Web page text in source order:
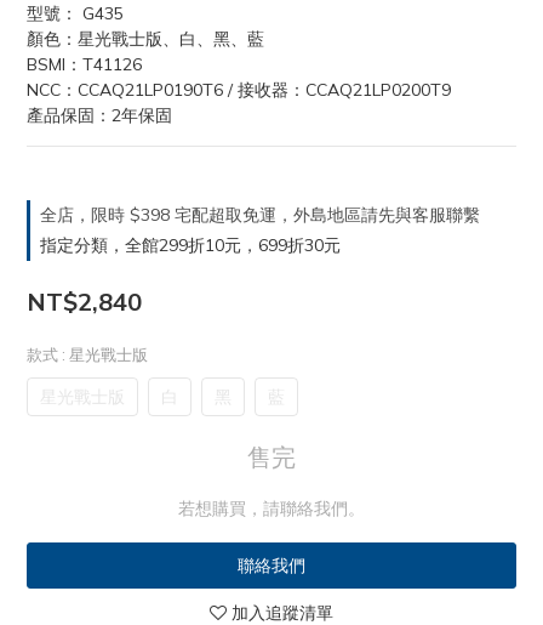
型號： G435
顏色：星光戰士版、白、黑、藍
BSMI：T41126
NCC：CCAQ21LP0190T6 / 接收器：CCAQ21LP0200T9
產品保固：2年保固
全店，限時 $398 宅配超取免運，外島地區請先與客服聯繫
指定分類，全館299折10元，699折30元
NT$2,840
款式 : 星光戰士版
星光戰士版 白 黑 藍
售完
若想購買，請聯絡我們。
聯絡我們
加入追蹤清單